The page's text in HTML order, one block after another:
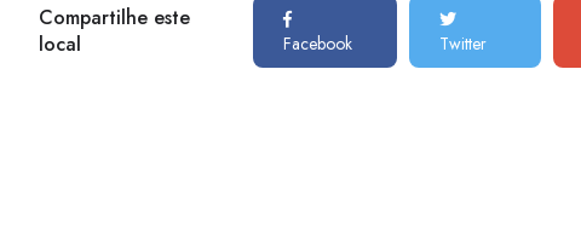
Compartilhe este
local
Facebook Twitter